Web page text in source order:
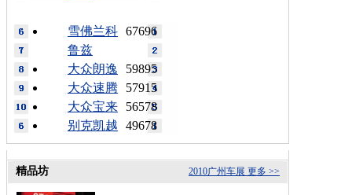
67696
雪佛兰科
鲁兹
59895
大众朗逸
57915
大众速腾
56578
大众宝来
49678
别克凯越
更多 >>
2010广州车展
精品坊